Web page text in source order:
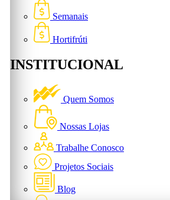
Semanais
Hortifrúti
INSTITUCIONAL
Quem Somos
Nossas Lojas
Trabalhe Conosco
Projetos Sociais
Blog